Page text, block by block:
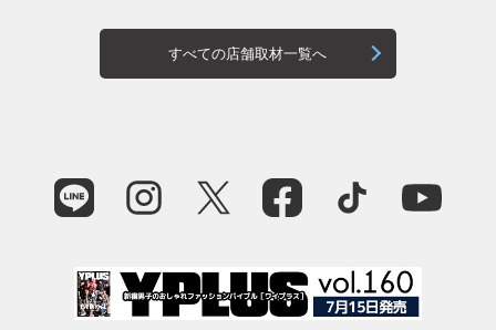
すべての店舗取材一覧へ